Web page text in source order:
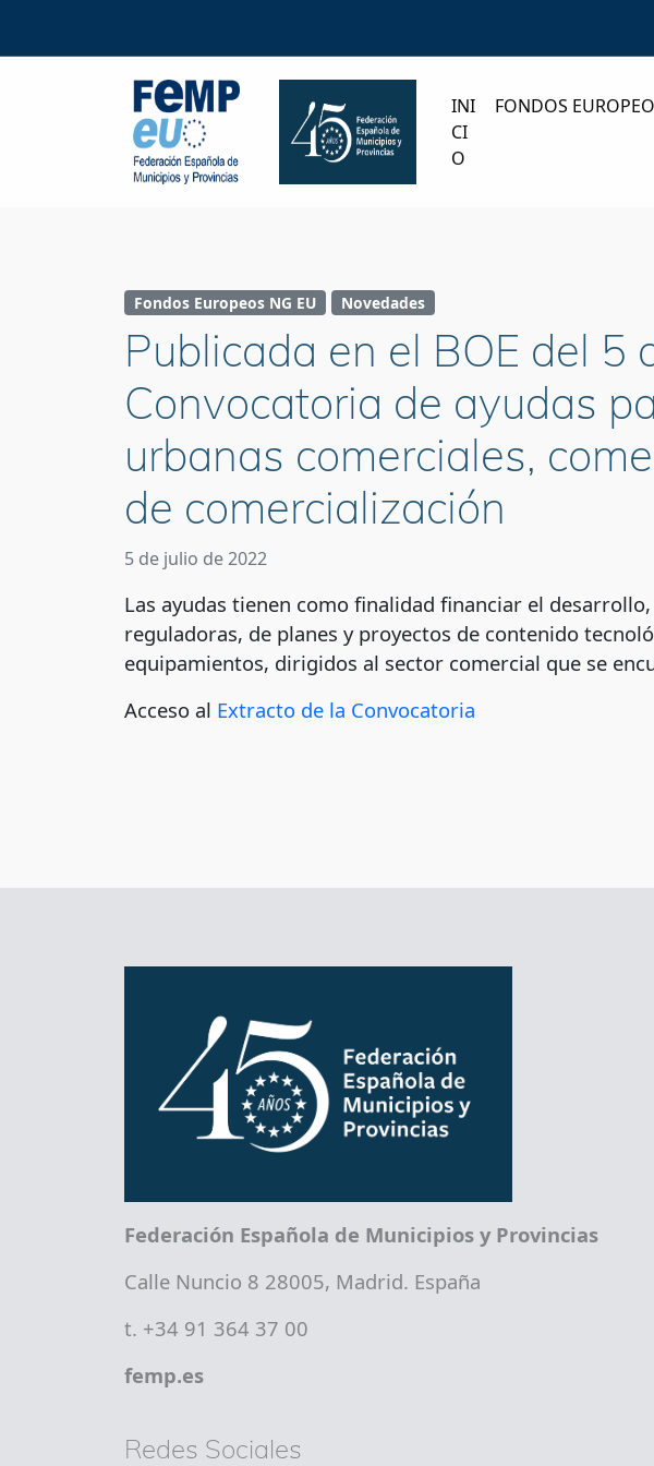
INI
CI
O
FONDOS
Fondos Europeos NG EU Novedades
Publicada en el BOE del 5
Convocatoria de ayudas
urbanas comerciales,
de comercialización
5 de julio de 2022
Las ayudas tienen como finalidad financiar el
reguladoras, de planes y proyectos de contenido
equipamientos, dirigidos al sector comercial que se
Acceso al Extracto de la Convocatoria
Federación Española de Municipios y Provincias
Calle Nuncio 8 28005, Madrid. España
t. +34 91 364 37 00
femp.es
Redes Sociales